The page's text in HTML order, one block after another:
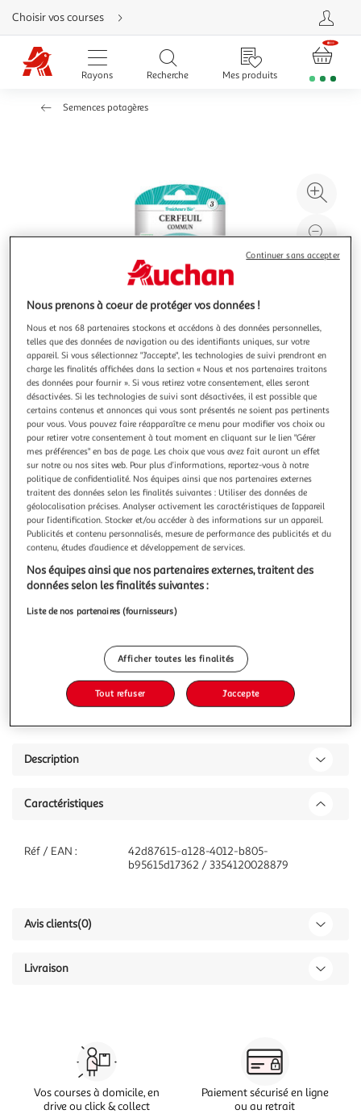
Aller
directement
au
contenu
Aller
directement
Aller
Choisir vos courses
Rayons Recherche Mes produits
Semences potagères
à
LES DOIGTS VERTS
Graines cerfeuil commun BIO Les Doigts Verts
Informations produit:Produit: cerfeuil communUnivers:
Entretien et soin du jardinUtilisation: graines pour
semisIssue de l'agriculture biologiqueConditionnement:
grainesSemis: mars à septembreRécole: juin à
décembreMarque: Les Doigts Verts
En savoir +
Vendu parProvence outillage
Livraison dès 5/6 jours
6,50€
Plus d'options
Vendu par Provence outillage
Ajouter au panier
Ajouter à une liste
Description
Caractéristiques
Réf / EAN :
42d87615-a128-4012-b805-
b95615d17362 / 3354120028879
Avis clients(0)
Livraison
Vos courses à domicile, en
drive ou click & collect
Paiement sécurisé en ligne
ou au retrait
Nous prenons à coeur de protéger vos données !
Nous et nos 68 partenaires stockons et accédons à des données personnelles,
telles que des données de navigation ou des identifiants uniques, sur votre
appareil. Si vous sélectionnez "J'accepte", les technologies de suivi prendront en
charge les finalités affichées dans la section « Nous et nos partenaires traitons
des données pour fournir ». Si vous retirez votre consentement, elles seront
désactivées. Si les technologies de suivi sont désactivées, il est possible que
certains contenus et annonces qui vous sont présentés ne soient pas pertinents
pour vous. Vous pouvez faire réapparaître ce menu pour modifier vos choix ou
pour retirer votre consentement à tout moment en cliquant sur le lien "Gérer
mes préférences" en bas de page. Les choix que vous avez fait auront un effet
sur notre ou nos sites web. Pour plus d’informations, reportez-vous à notre
politique de confidentialité. Nos équipes ainsi que nos partenaires externes
traitent des données selon les finalités suivantes : Utiliser des données de
géolocalisation précises. Analyser activement les caractéristiques de l’appareil
pour l’identification. Stocker et/ou accéder à des informations sur un appareil.
Publicités et contenu personnalisés, mesure de performance des publicités et du
contenu, études d’audience et développement de services.
Nos équipes ainsi que nos partenaires externes, traitent des
données selon les finalités suivantes :
Liste de nos partenaires (fournisseurs)
Afficher toutes les finalités
Tout refuser J'accepte
Continuer sans accepter